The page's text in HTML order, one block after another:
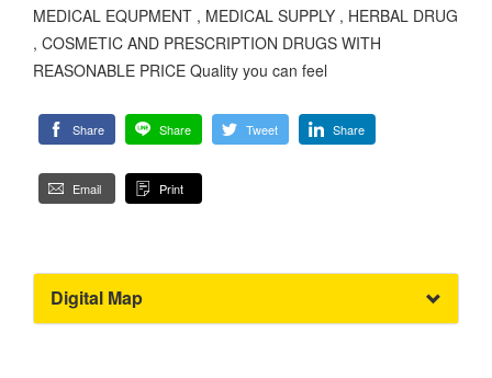
MEDICAL EQUPMENT , MEDICAL SUPPLY , HERBAL DRUG
, COSMETIC AND PRESCRIPTION DRUGS WITH
REASONABLE PRICE Quality you can feel
Share Share Tweet Share
Email Print
Digital Map